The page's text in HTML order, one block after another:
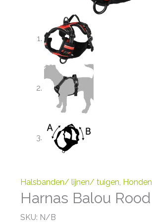
Halsbanden/ lijnen/ tuigen, Honden
Harnas Balou Rood
SKU: N/B